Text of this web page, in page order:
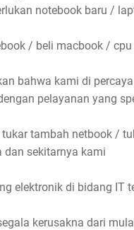
notebook baru /
/ beli macbook /
bahwa kami di
pelayanan yang
tambah netbook /
dan sekitarnya kami
elektronik di bidang IT
kerusakna dari